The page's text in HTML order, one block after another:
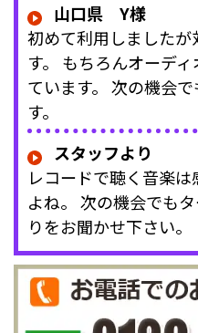
山口県 Y様
初めて利用しました
す。 もちろんオーデ
ています。 次の機会
す。
スタッフより
レコードで聴く音楽
よね。 次の機会でも
りをお聞かせ下さい。